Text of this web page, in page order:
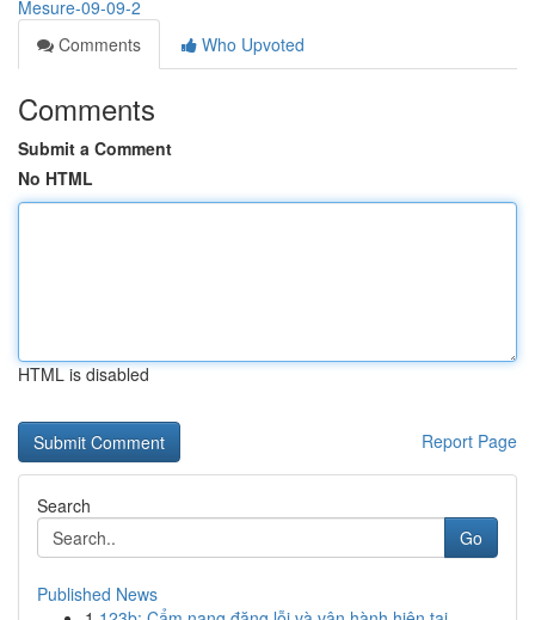
Mesure-09-09-2
Comments
Who Upvoted
Comments
Submit a Comment
No HTML
HTML is disabled
Report Page
Search
Go
Published News